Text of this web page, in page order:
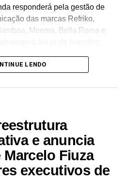
responderá pela gestão de
das marcas Refriko,
Moema, Bella Roma e
e novos projetos de
que têm enorme potencial de
para que o marketing
ao negócio,
criatividade e dados em
as marcas”, ressalta Maria
de 20 anos de atuação
LENDO
e anuncia
Fiuza
executivos de